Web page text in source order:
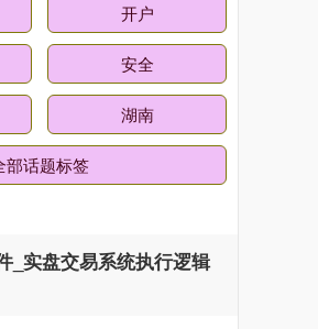
开户
安全
湖南
部话题标签
_实盘交易系统执行逻辑